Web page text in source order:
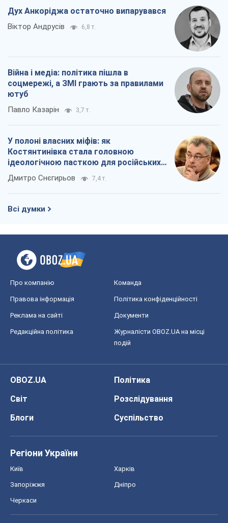
Дух Анкоріджа остаточно випарувався
Віктор Андрусів 6,8 т.
Війна і медіа: політика пішла в
соцмережі, а ЗМІ грають за правилами
ютуб
Павло Казарін 3,7 т.
У полоні власних міфів: як
Костянтинівка стала головною
ідеологічною пасткою для російських
окупантів
Дмитро Снєгирьов 7,4 т.
Всі думки
Про компанію Команда
Правова інформація Політика конфіденційності
Реклама на сайті Документи
Редакційна політика
Журналісти OBOZ.UA на місці
подій
OBOZ.UA
Політика
Світ
Розслідування
Блоги
Суспільство
Регіони України
Київ Харків
Запоріжжя Дніпро
Черкаси